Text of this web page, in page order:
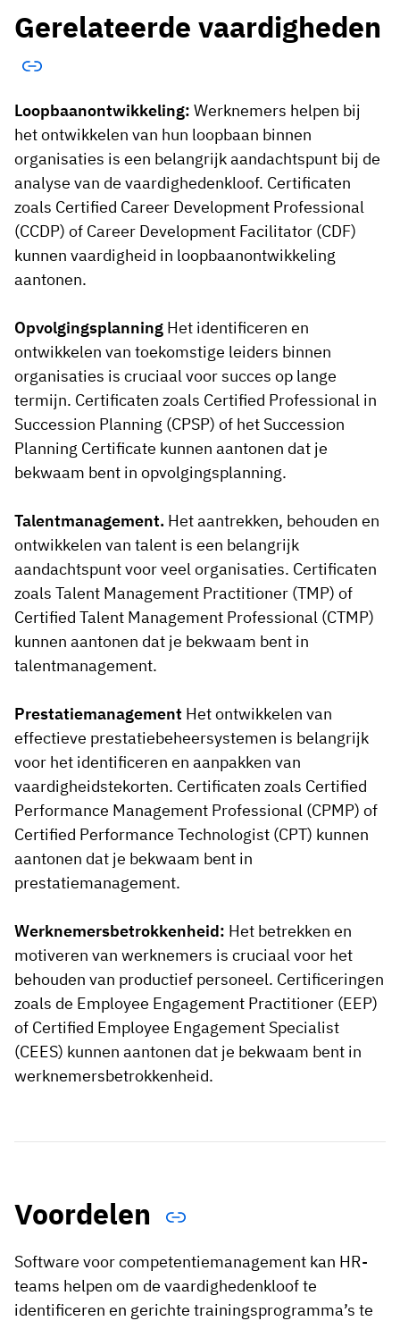
Gerelateerde vaardigheden
Loopbaanontwikkeling: Werknemers helpen bij
het ontwikkelen van hun loopbaan binnen
organisaties is een belangrijk aandachtspunt bij de
analyse van de vaardighedenkloof. Certificaten
zoals Certified Career Development Professional
(CCDP) of Career Development Facilitator (CDF)
kunnen vaardigheid in loopbaanontwikkeling
aantonen.
Opvolgingsplanning Het identificeren en
ontwikkelen van toekomstige leiders binnen
organisaties is cruciaal voor succes op lange
termijn. Certificaten zoals Certified Professional in
Succession Planning (CPSP) of het Succession
Planning Certificate kunnen aantonen dat je
bekwaam bent in opvolgingsplanning.
Talentmanagement. Het aantrekken, behouden en
ontwikkelen van talent is een belangrijk
aandachtspunt voor veel organisaties. Certificaten
zoals Talent Management Practitioner (TMP) of
Certified Talent Management Professional (CTMP)
kunnen aantonen dat je bekwaam bent in
talentmanagement.
Prestatiemanagement Het ontwikkelen van
effectieve prestatiebeheersystemen is belangrijk
voor het identificeren en aanpakken van
vaardigheidstekorten. Certificaten zoals Certified
Performance Management Professional (CPMP) of
Certified Performance Technologist (CPT) kunnen
aantonen dat je bekwaam bent in
prestatiemanagement.
Werknemersbetrokkenheid: Het betrekken en
motiveren van werknemers is cruciaal voor het
behouden van productief personeel. Certificeringen
zoals de Employee Engagement Practitioner (EEP)
of Certified Employee Engagement Specialist
(CEES) kunnen aantonen dat je bekwaam bent in
werknemersbetrokkenheid.
Voordelen
Software voor competentiemanagement kan HR-
teams helpen om de vaardighedenkloof te
identificeren en gerichte trainingsprogramma’s te